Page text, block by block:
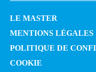
LE MASTER
MENTIONS LÉGALES
POLITIQUE DE
COOKIE